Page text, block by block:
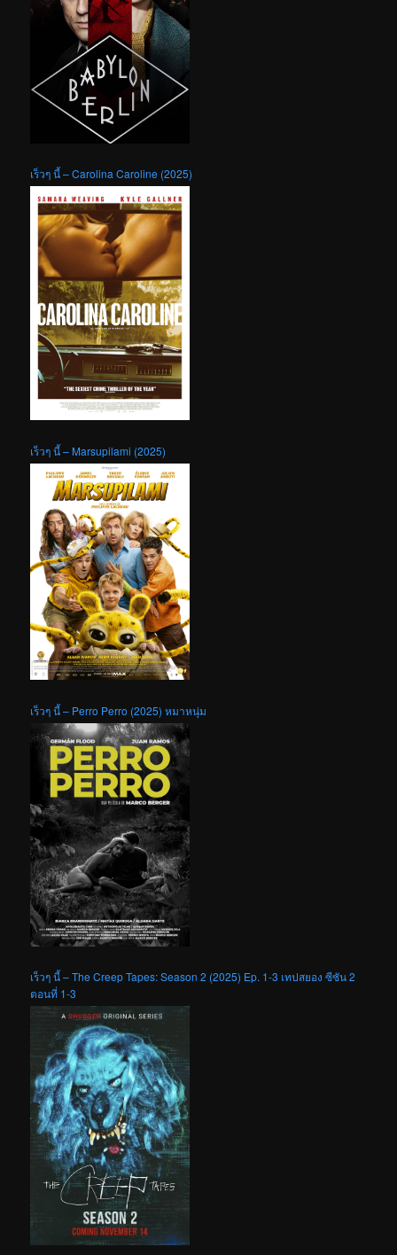
เร็วๆ นี้ – Carolina Caroline (2025)
เร็วๆ นี้ – Marsupilami (2025)
เร็วๆ นี้ – Perro Perro (2025) หมาหนุ่ม
เร็วๆ นี้ – The Creep Tapes: Season 2 (2025) Ep. 1-3 เทปสยอง ซีซัน 2
ตอนที่ 1-3